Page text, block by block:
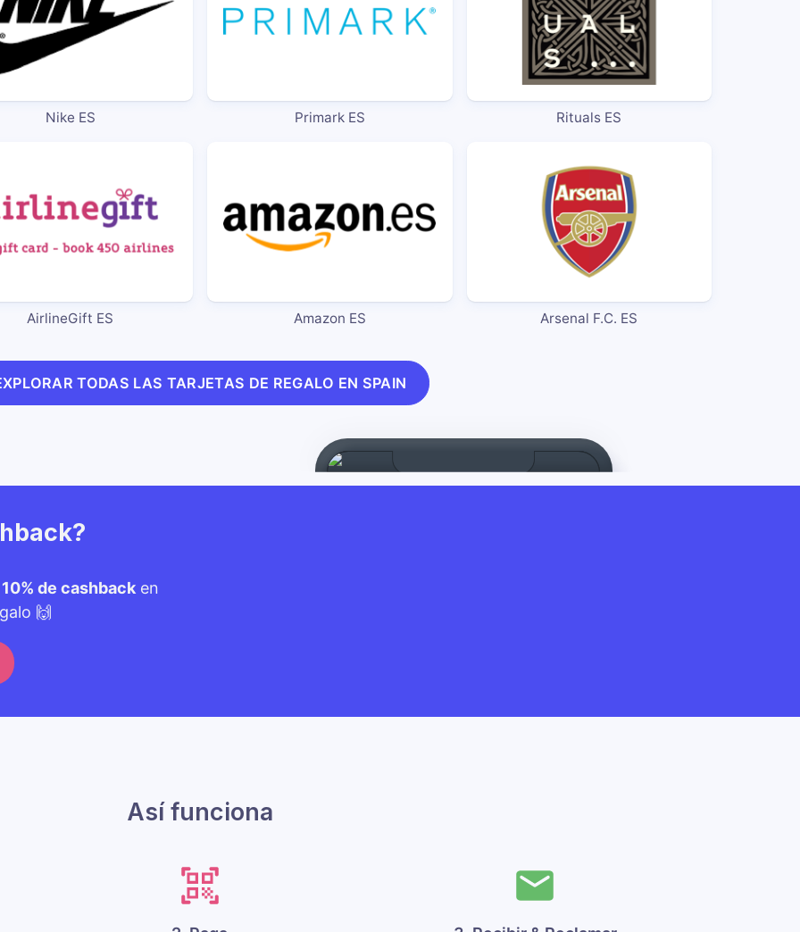
Nike ES Primark ES Rituals ES
AirlineGift ES Amazon ES Arsenal F.C. ES
TODAS LAS TARJETAS DE REGALO EN SPAIN
10% de cashbacken
🙌
Así funciona